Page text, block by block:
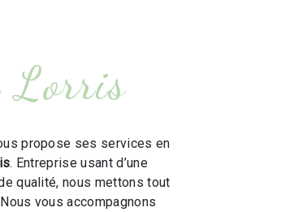
Lorris
propose ses services en
. Entreprise usant d’une
qualité, nous mettons tout
vous accompagnons